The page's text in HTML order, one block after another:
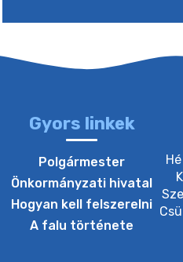
22. július 2026 16:26
20. július 2026 12:40
Gyors linkek
Polgármester
Önkormányzati hivatal
Hogyan kell felszerelni
A falu története
Hé
Sze